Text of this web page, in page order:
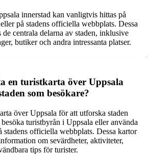
innerstad kan vanligtvis hittas på
på stadens officiella webbplats. Dessa
centrala delarna av staden, inklusive
butiker och andra intressanta platser.
en turistkarta över Uppsala
som besökare?
över Uppsala för att utforska staden
turistbyrån i Uppsala eller använda
stadens officiella webbplats. Dessa kartor
om sevärdheter, aktiviteter,
tips för turister.